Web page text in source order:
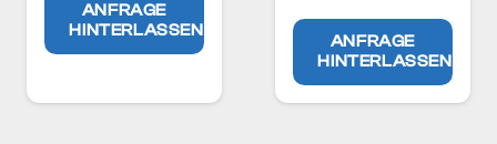
ANFRAGE
HINTERLASSEN
ANFRAGE
HINTERLASSEN